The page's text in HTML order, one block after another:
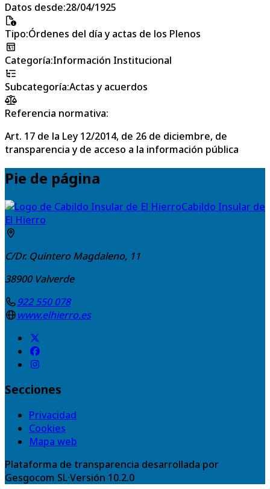
Datos desde:28/04/1925
Tipo:Órdenes del día y actas de los Plenos
Categoría:Información Institucional
Subcategoría:Actas y acuerdos
Referencia normativa:
Art. 17 de la Ley 12/2014, de 26 de diciembre, de
transparencia y de acceso a la información pública
Pie de página
Cabildo Insular de
El Hierro
C/Dr. Quintero Magdaleno, 11
38900 Valverde
922 550 078
www.elhierro.es
Secciones
Privacidad
Cookies
Mapa web
Plataforma de transparencia desarrollada por
Gesgocom SL·Versión 10.2.0